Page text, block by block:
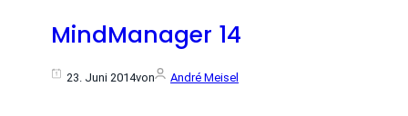
MindManager 14
23. Juni 2014von André Meisel